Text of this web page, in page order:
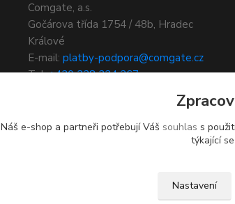
Comgate, a.s.
Gočárova třída 1754 / 48b, Hradec
Králové
E-mail: platby-podpora@comgate.cz
Tel:+420 228 224 267
https://www.comgate.cz/cz/platebni-
Náš e-shop a partneři potřebují Váš souhlas s
týkající
Nastavení